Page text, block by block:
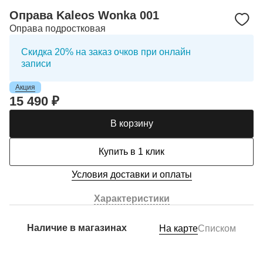
Оправа Kaleos Wonka 001
Оправа подростковая
Скидка 20% на заказ очков при онлайн
записи
Акция
15 490 ₽
В корзину
Купить в 1 клик
Условия доставки и оплаты
Характеристики
Наличие в магазинах На картеСписком